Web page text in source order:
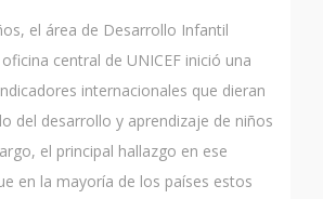
el área de Desarrollo Infantil
central de UNICEF inició una
internacionales que dieran
del desarrollo y aprendizaje de niños
el principal hallazgo en ese
en la mayoría de los países estos